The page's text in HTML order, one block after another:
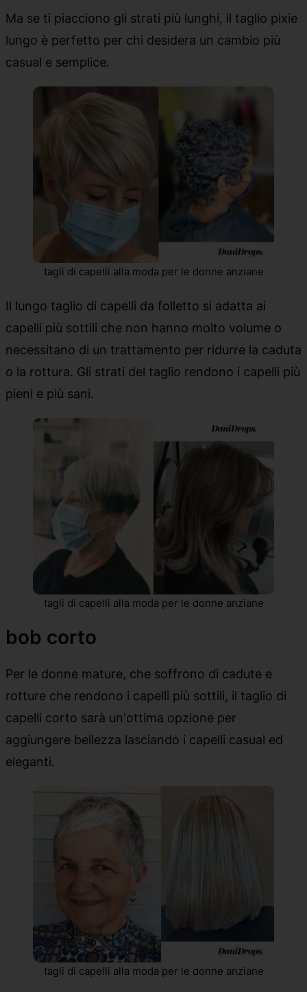
Ma se ti piacciono gli strati più lunghi, il taglio pixie
lungo è perfetto per chi desidera un cambio più
casual e semplice.
tagli di capelli alla moda per le donne anziane
Il lungo taglio di capelli da folletto si adatta ai
capelli più sottili che non hanno molto volume o
necessitano di un trattamento per ridurre la caduta
o la rottura. Gli strati del taglio rendono i capelli più
pieni e più sani.
tagli di capelli alla moda per le donne anziane
bob corto
Per le donne mature, che soffrono di cadute e
rotture che rendono i capelli più sottili, il taglio di
capelli corto sarà un'ottima opzione per
aggiungere bellezza lasciando i capelli casual ed
eleganti.
tagli di capelli alla moda per le donne anziane